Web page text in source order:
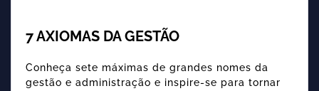
7 AXIOMAS DA GESTÃO
Conheça sete máximas de grandes nomes da
gestão e administração e inspire-se para tornar